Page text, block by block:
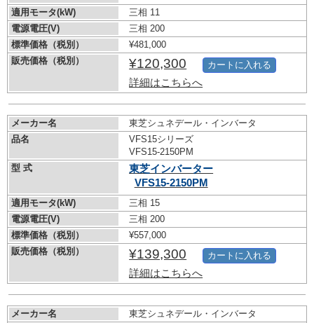
適用モータ(kW)
三相 11
電源電圧(V)
三相 200
標準価格（税別）
¥481,000
販売価格（税別）
¥120,300
詳細はこちらへ
カートに入れる
メーカー名
東芝シュネデール・インバータ
品名
VFS15シリーズ
VFS15-2150PM
型 式
東芝インバーター
VFS15-2150PM
適用モータ(kW)
三相 15
電源電圧(V)
三相 200
標準価格（税別）
¥557,000
販売価格（税別）
¥139,300
詳細はこちらへ
カートに入れる
メーカー名 東芝シュネデール・インバータ